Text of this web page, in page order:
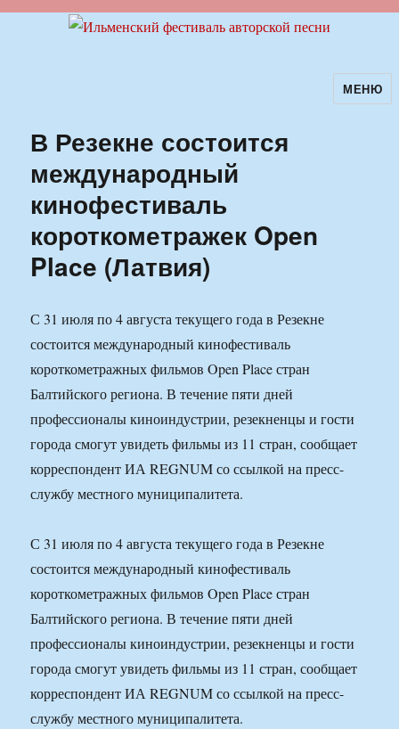
Ильменский фестиваль авторскойМЕНЮ
В Резекне состоится
международный
кинофестиваль
короткометражек Open
Place (Латвия)
С 31 июля по 4 августа текущего года в Резекне
состоится международный кинофестиваль
короткометражных фильмов Open Place стран
Балтийского региона. В течение пяти дней
профессионалы киноиндустрии, резекненцы и гости
города смогут увидеть фильмы из 11 стран, сообщает
корреспондент ИА REGNUM со ссылкой на пресс-
службу местного муниципалитета.
С 31 июля по 4 августа текущего года в Резекне
состоится международный кинофестиваль
короткометражных фильмов Open Place стран
Балтийского региона. В течение пяти дней
профессионалы киноиндустрии, резекненцы и гости
города смогут увидеть фильмы из 11 стран, сообщает
корреспондент ИА REGNUM со ссылкой на пресс-
службу местного муниципалитета.